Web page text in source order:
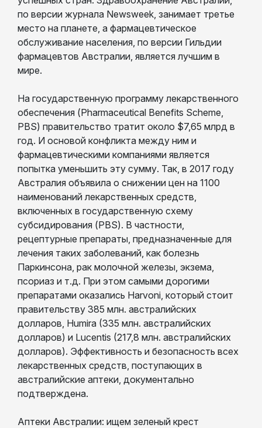
по версии журнала Newsweek, занимает третье
место на планете, а фармацевтическое
обслуживание населения, по версии Гильдии
фармацевтов Австралии, является лучшим в
мире.
На государственную программу лекарственного
обеспечения (Pharmaceutical Benefits Scheme,
PBS) правительство тратит около $7,65 млрд в
год. И основой конфликта между ним и
фармацевтическими компаниями является
попытка уменьшить эту сумму. Так, в 2017 году
Австралия объявила о снижении цен на 1100
наименований лекарственных средств,
включенных в государственную схему
субсидирования (PBS). В частности,
рецептурные препараты, предназначенные для
лечения таких заболеваний, как болезнь
Паркинсона, рак молочной железы, экзема,
псориаз и т.д. При этом самыми дорогими
препаратами оказались Harvoni, который стоит
правительству 385 млн. австралийских
долларов, Humira (335 млн. австралийских
долларов) и Lucentis (217,8 млн. австралийских
долларов). Эффективность и безопасность всех
лекарственных средств, поступающих в
австралийские аптеки, документально
подтверждена.
Аптеки Австралии: ищем зеленый крест